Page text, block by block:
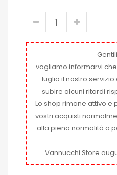
vogliamo informarvi
luglio il nostro
subire alcuni ritardi
Lo shop rimane attivo e
vostri acquisti
alla piena normalità a
Vannucchi Store